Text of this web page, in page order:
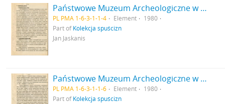
Państwowe Muzeum Archeologiczne w Warszawie. Sprawozdanie z działalności w roku 1980. Mszynopis. Osiągnięcia naukowe.
PL PMA 1-6-3-1-1-4 Element
1980
Part ofKolekcja spuścizn
Jan Jaskanis
Państwowe Muzeum Archeologiczne w Warszawie. Sprawozdanie z działalności w roku 1980. Mszynopis. Prace Inwentaryzacyjno-dokumentacyjne c.d.
PL PMA 1-6-3-1-1-6 Element
1980
Part ofKolekcja spuścizn